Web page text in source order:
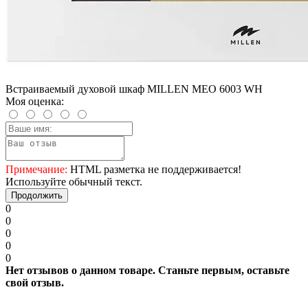
Встраиваемый духовой шкаф MILLEN MEO 6003 WH
Моя оценка:
Примечание: HTML разметка не поддерживается!
Используйте обычный текст.
Продолжить
0
0
0
0
0
Нет отзывов о данном товаре. Станьте первым, оставьте
свой отзыв.